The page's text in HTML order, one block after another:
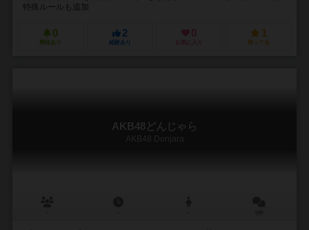
特殊ルールも追加
0
興味あり
2
経験あり
0
お気に入り
1
持ってる
AKB48どんじゃら
AKB48 Donjara